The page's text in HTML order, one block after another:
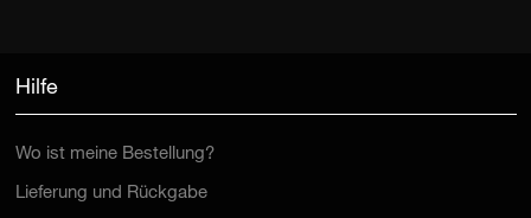
Hilfe
Wo ist meine Bestellung?
Lieferung und Rückgabe